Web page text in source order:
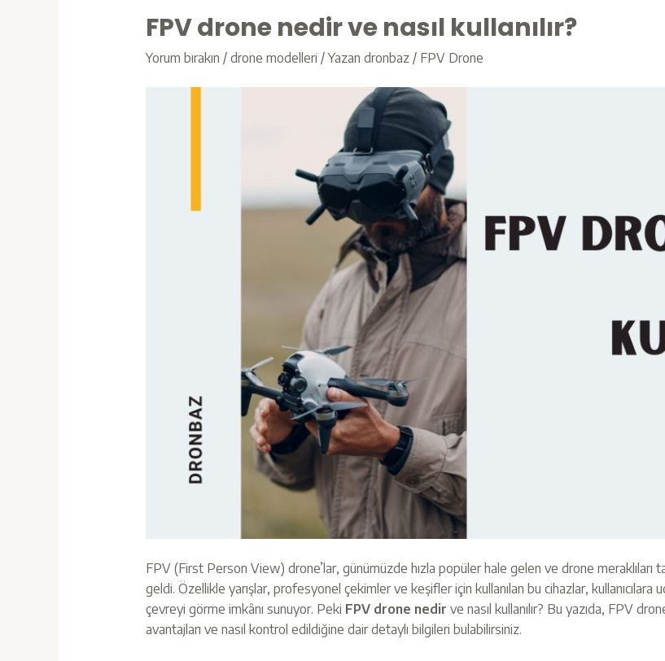
FPV drone nedir ve nasıl kullanılır?
Yorum bırakın / drone modelleri / Yazan dronbaz / FPV Drone
FPV (First Person View) drone’lar, günümüzde hızla popüler hale gelen ve drone meraklıları
geldi. Özellikle yarışlar, profesyonel çekimler ve keşifler için kullanılan bu cihazlar, kullanıcılara
çevreyi görme imkânı sunuyor. Peki FPV drone nedir ve nasıl kullanılır? Bu yazıda, FPV
avantajları ve nasıl kontrol edildiğine dair detaylı bilgileri bulabilirsiniz.